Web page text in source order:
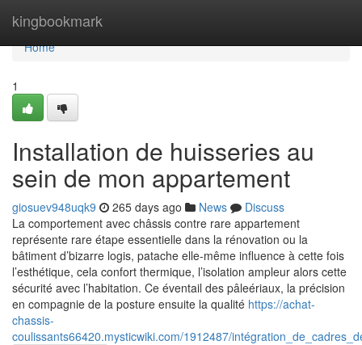
kingbookmark
Home
Home
1
Installation de huisseries au
sein de mon appartement
giosuev948uqk9 265 days ago News
Discuss
La comportement avec châssis contre rare appartement
représente rare étape essentielle dans la rénovation ou la
bâtiment d’bizarre logis, patache elle-même influence à cette fois
l’esthétique, cela confort thermique, l’isolation ampleur alors cette
sécurité avec l’habitation. Ce éventail des pâleériaux, la précision
en compagnie de la posture ensuite la qualité https://achat-
chassis-
coulissants66420.mysticwiki.com/1912487/